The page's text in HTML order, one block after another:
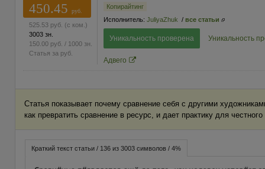
450.45
руб.
525.53 руб. (с ком.)
3003 зн.
150.00 руб. / 1000 зн.
Статья за руб.
Копирайтинг
Исполнитель: JuliyaZhuk / все статьи
Уникальность проверена Уникальность
Адвего
Статья показывает почему сравнение себя с другими
как превратить сравнение в ресурс, и дает практику для
Краткий текст статьи / 136 из 3003 символов / 4%